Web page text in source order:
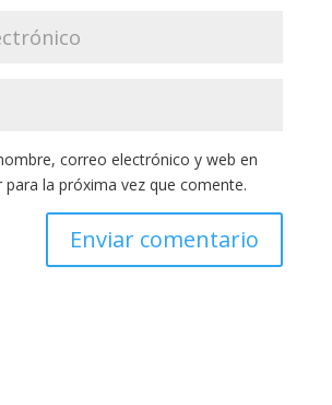
correo electrónico y web en
para la próxima vez que comente.